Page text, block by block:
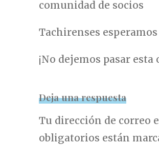
comunidad de socios
Tachirenses
¡No dejemos pasar
Deja una respuesta
Tu dirección de correo
obligatorios están